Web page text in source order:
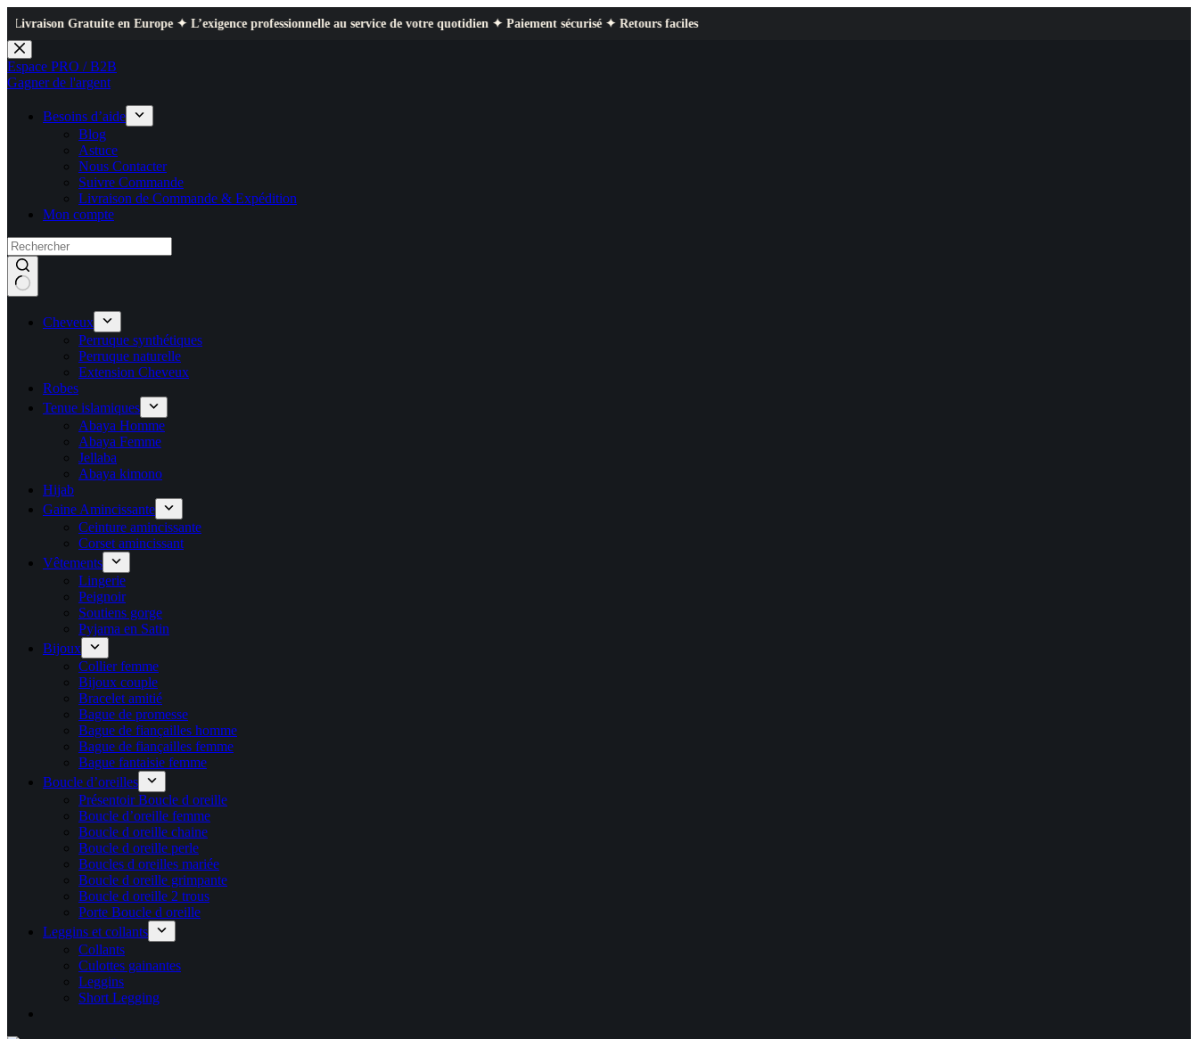
en Europe ✦ L’exigence professionnelle au service de votre quotidien ✦ Paiement sécurisé ✦ Retours faciles
Passer
au
contenu
Espace PRO / B2B
Gagner de l'argent
Besoins d’aide
Blog
Astuce
Nous Contacter
Suivre Commande
Livraison de Commande & Expédition
Mon compte
Cheveux
Perruque synthétiques
Perruque naturelle
Extension Cheveux
Robes
Tenue islamiques
Abaya Homme
Abaya Femme
Jellaba
Abaya kimono
Hijab
Gaine Amincissante
Ceinture amincissante
Corset amincissant
Vêtements
Lingerie
Peignoir
Soutiens gorge
Pyjama en Satin
Bijoux
Collier femme
Bijoux couple
Bracelet amitié
Bague de promesse
Bague de fiançailles homme
Bague de fiançailles femme
Bague fantaisie femme
Boucle d’oreilles
Présentoir Boucle d oreille
Boucle d’oreille femme
Boucle d oreille chaine
Boucle d oreille perle
Boucles d oreilles mariée
Boucle d oreille grimpante
Boucle d oreille 2 trous
Porte Boucle d oreille
Leggins et collants
Collants
Culottes gainantes
Leggins
Short Legging